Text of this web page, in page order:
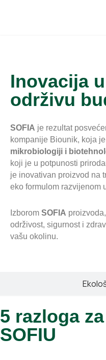
Inovacija
održivu
SOFIA je rezultat
kompanije Biounik, koja je
mikrobiologiji i
koji je u potpunosti
je inovativan proizvod na
eko formulom razvijenom
Izborom SOFIA
održivost, sigurnost i
vašu okolinu.
5 razloga
SOFIU